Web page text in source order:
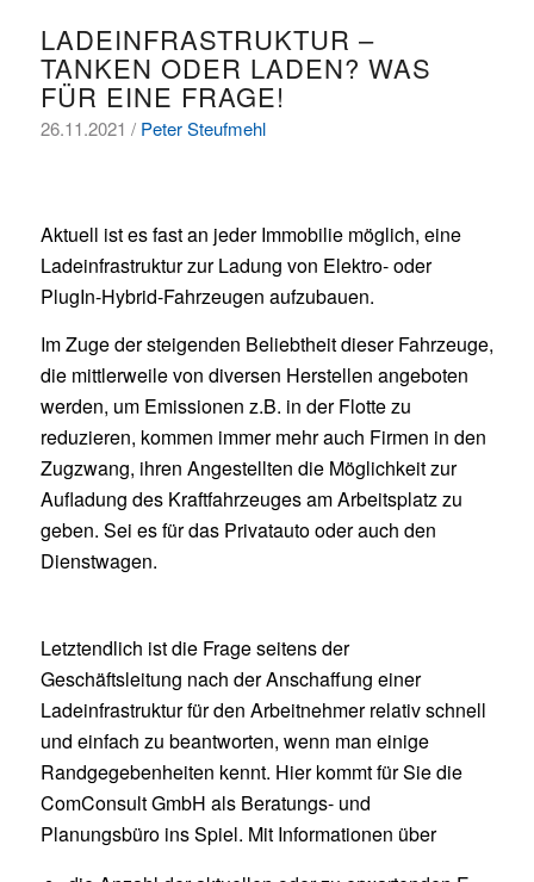
LADEINFRASTRUKTUR –
TANKEN ODER LADEN? WAS
FÜR EINE FRAGE!
26.11.2021 / Peter Steufmehl
Aktuell ist es fast an jeder Immobilie möglich, eine
Ladeinfrastruktur zur Ladung von Elektro- oder
PlugIn-Hybrid-Fahrzeugen aufzubauen.
Im Zuge der steigenden Beliebtheit dieser Fahrzeuge,
die mittlerweile von diversen Herstellen angeboten
werden, um Emissionen z.B. in der Flotte zu
reduzieren, kommen immer mehr auch Firmen in den
Zugzwang, ihren Angestellten die Möglichkeit zur
Aufladung des Kraftfahrzeuges am Arbeitsplatz zu
geben. Sei es für das Privatauto oder auch den
Dienstwagen.
Letztendlich ist die Frage seitens der
Geschäftsleitung nach der Anschaffung einer
Ladeinfrastruktur für den Arbeitnehmer relativ schnell
und einfach zu beantworten, wenn man einige
Randgegebenheiten kennt. Hier kommt für Sie die
ComConsult GmbH als Beratungs- und
Planungsbüro ins Spiel. Mit Informationen über